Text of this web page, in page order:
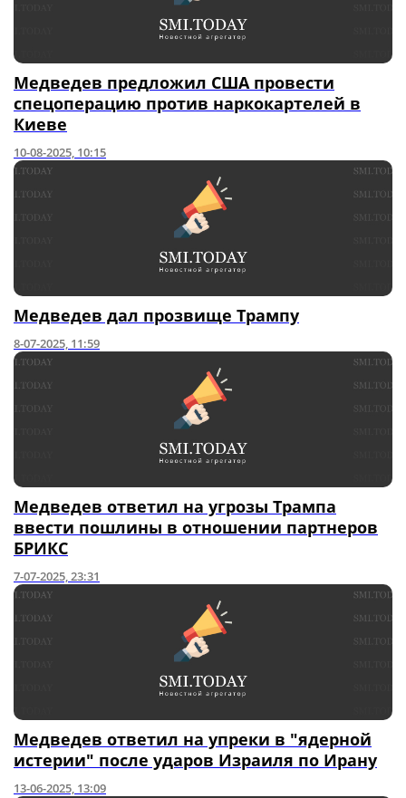
Медведев предложил США провести
спецоперацию против наркокартелей в
Киеве
10-08-2025, 10:15
Медведев дал прозвище Трампу
8-07-2025, 11:59
Медведев ответил на угрозы Трампа
ввести пошлины в отношении партнеров
БРИКС
7-07-2025, 23:31
Медведев ответил на упреки в "ядерной
истерии" после ударов Израиля по Ирану
13-06-2025, 13:09